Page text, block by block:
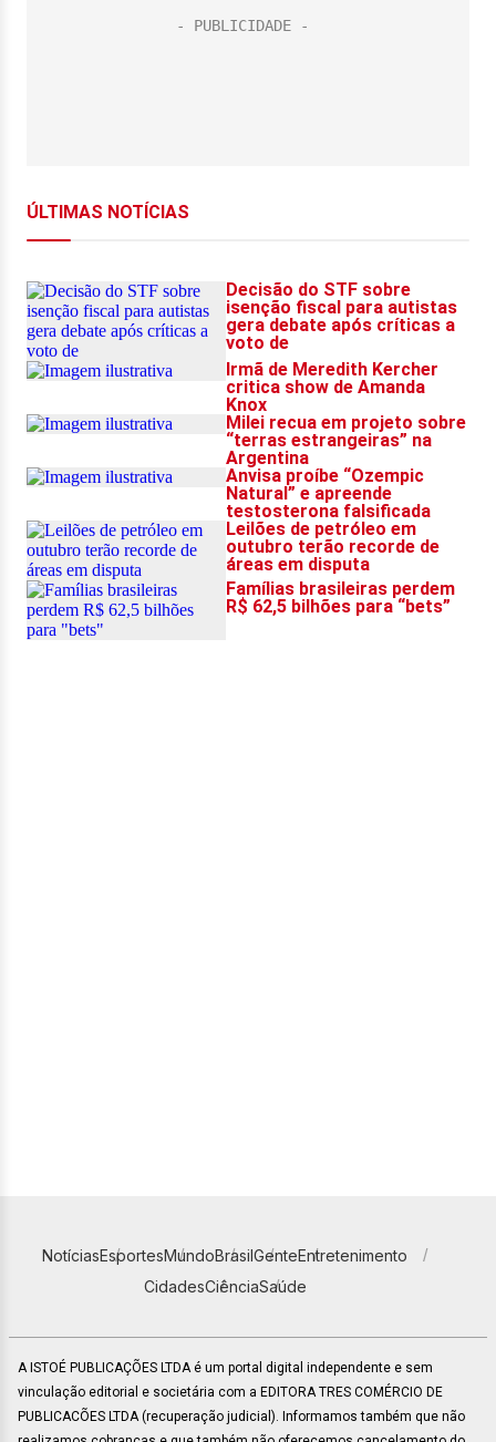
NotíciasEsportesMundoBrasilGenteEntretenimento
CidadesCiênciaSaúde
A ISTOÉ PUBLICAÇÕES LTDA é um portal digital independente e sem
vinculação editorial e societária com a EDITORA TRES COMÉRCIO DE
PUBLICACÕES LTDA (recuperação judicial). Informamos também que não